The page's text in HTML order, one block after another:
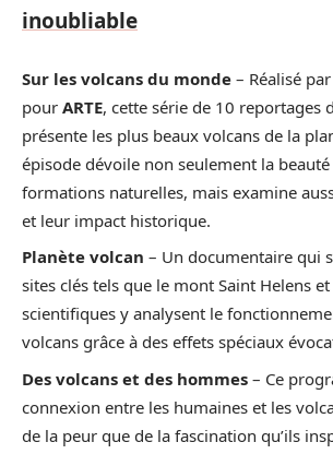
inoubliable
Sur les volcans du monde – Réalisé
pour ARTE, cette série de 10 reportages
présente les plus beaux volcans de la
épisode dévoile non seulement la beauté
formations naturelles, mais examine
et leur impact historique.
Planète volcan – Un documentaire qui
sites clés tels que le mont Saint Helens
scientifiques y analysent le
volcans grâce à des effets spéciaux
Des volcans et des hommes – Ce
connexion entre les humaines et les
de la peur que de la fascination qu’ils